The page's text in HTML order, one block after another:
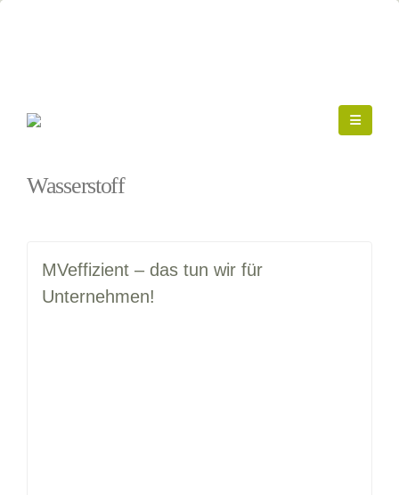
Wasserstoff
MVeffizient – das tun wir für
Unternehmen!